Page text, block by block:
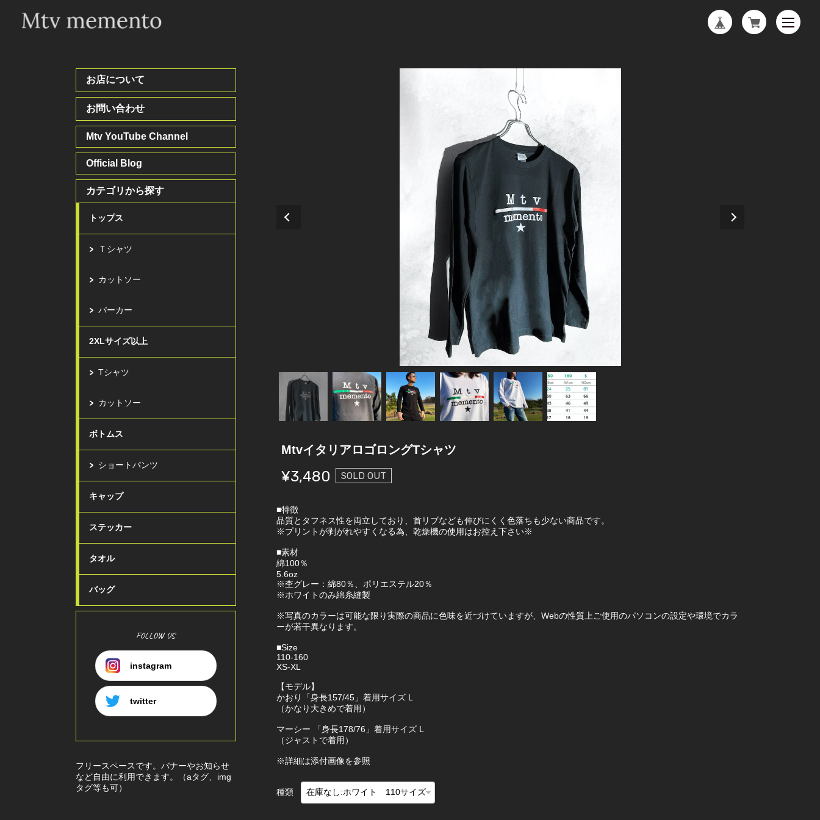
お店について
お問い合わせ
Mtv YouTube Channel
Official Blog
カテゴリから探す
トップス
Ｔシャツ
カットソー
パーカー
2XLサイズ以上
Tシャツ
カットソー
ボトムス
ショートパンツ
キャップ
ステッカー
タオル
バッグ
FOLLOW US
instagram
twitter
フリースペースです。バナーやお知らせ
など自由に利用できます。（aタグ、img
タグ等も可）
MtvイタリアロゴロングTシャツ
¥3,480 SOLD OUT
■特徴
品質とタフネス性を両立しており、首リブなども伸びにくく色落ちも少ない商品です。
※プリントが剥がれやすくなる為、乾燥機の使用はお控え下さい※
■素材
綿100％
5.6oz
※杢グレー：綿80％、ポリエステル20％
※ホワイトのみ綿糸縫製
※写真のカラーは可能な限り実際の商品に色味を近づけていますが、Webの性質上ご使用のパソコンの設定や環境でカラ
ーが若干異なります。
■Size
110-160
XS-XL
【モデル】
かおり「身長157/45」着用サイズ L
（かなり大きめで着用）
マーシー 「身長178/76」着用サイズ L
（ジャストで着用）
※詳細は添付画像を参照
種類